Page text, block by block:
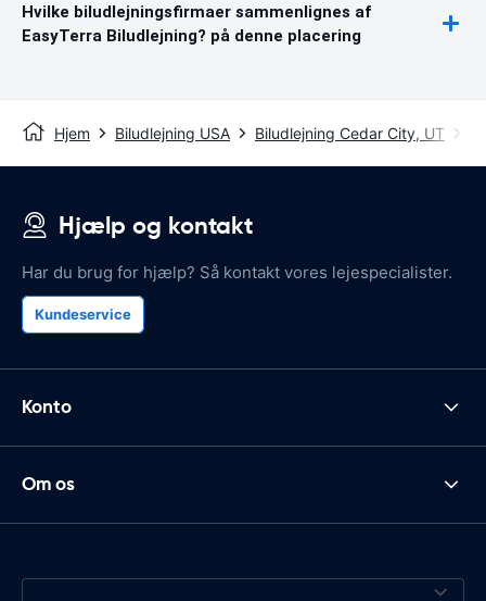
Hvilke biludlejningsfirmaer sammenlignes af
EasyTerra Biludlejning? på denne placering
Hjem Biludlejning USA Biludlejning Cedar City, UT
Hjælp og kontakt
Har du brug for hjælp? Så kontakt vores lejespecialister.
Kundeservice
Konto
Om os